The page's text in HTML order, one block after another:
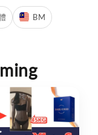
BM